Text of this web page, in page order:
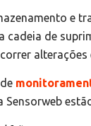
e
cadeia de